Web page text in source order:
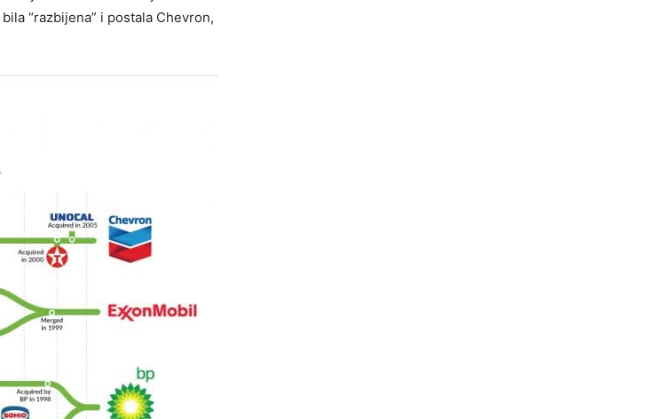
“razbijena” i postala Chevron,